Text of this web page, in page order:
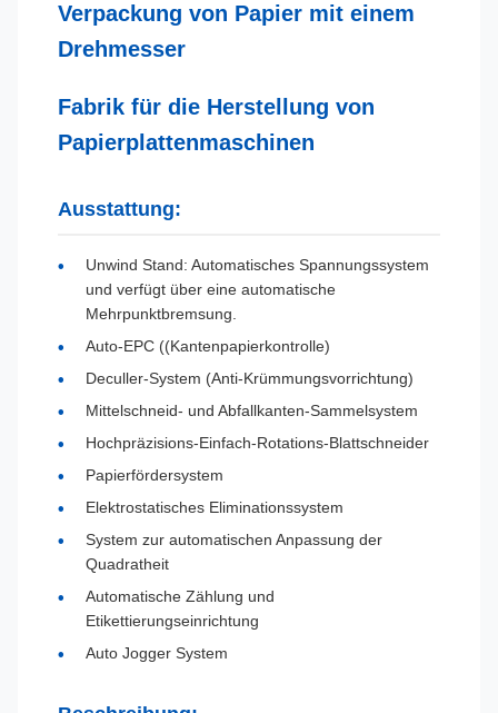
Verpackung von Papier mit einem
Drehmesser
Fabrik für die Herstellung von
Papierplattenmaschinen
Ausstattung:
Unwind Stand: Automatisches Spannungssystem
und verfügt über eine automatische
Mehrpunktbremsung.
Auto-EPC ((Kantenpapierkontrolle)
Deculler-System (Anti-Krümmungsvorrichtung)
Mittelschneid- und Abfallkanten-Sammelsystem
Hochpräzisions-Einfach-Rotations-Blattschneider
Papierfördersystem
Elektrostatisches Eliminationssystem
System zur automatischen Anpassung der
Quadratheit
Automatische Zählung und
Etikettierungseinrichtung
Auto Jogger System